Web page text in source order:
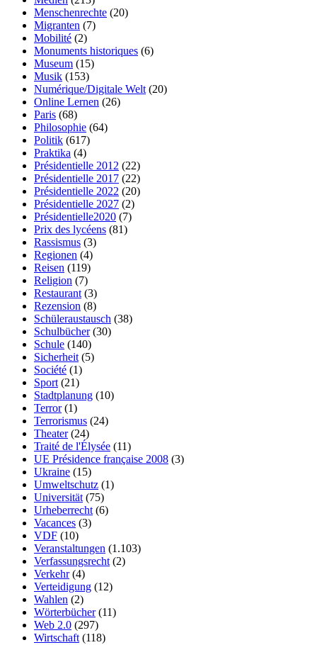
Menschenrechte (20)
Migranten (7)
Mobilité (2)
Monuments historiques (6)
Museum (15)
Musik (153)
Numérique/Digitale Welt (20)
Online Lernen (26)
Paris (68)
Philosophie (64)
Politik (617)
Praktika (4)
Présidentielle 2012 (22)
Présidentielle 2017 (22)
Présidentielle 2022 (20)
Présidentielle 2027 (2)
Présidentielle2020 (7)
Prix des lycéens (81)
Rassismus (3)
Regionen (4)
Reisen (119)
Religion (7)
Restaurant (3)
Rezension (8)
Schüleraustausch (38)
Schulbücher(30)
Schule (140)
Sicherheit (5)
Société (1)
Sport (21)
Stadtplanung (10)
Terror(1)
Terrorismus (24)
Theater(24)
Traité de l'Élysée (11)
UE Présidence française 2008 (3)
Ukraine (15)
Umweltschutz (1)
Universität (75)
Urheberrecht (6)
Vacances (3)
VDF (10)
Veranstaltungen (1.103)
Verfassungsrecht (2)
Verkehr(4)
Verteidigung (12)
Wahlen (2)
Wörterbücher(11)
Web 2.0 (297)
Wirtschaft (118)